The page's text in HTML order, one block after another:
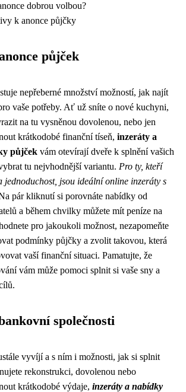
dobrou volbou?
k anonce půjčky
půjček
nepřeberné množství možností, jak najít
vaše potřeby. Ať už sníte o nové kuchyni,
na tu vysněnou dovolenou, nebo jen
krátkodobé finanční tíseň, inzeráty a
půjček vám otevírají dveře k splnění vašich
tu nejvhodnější variantu. Pro ty, kteří
jednoduchost, jsou ideální online inzeráty s
pár kliknutí si porovnáte nabídky od
a během chvilky můžete mít peníze na
pro jakoukoli možnost, nezapomeňte
podmínky půjčky a zvolit takovou, která
vaší finanční situaci. Pamatujte, že
vám může pomoci splnit si vaše sny a
společnosti
vyvíjí a s ním i možnosti, jak si splnit
rekonstrukci, dovolenou nebo
krátkodobé výdaje, inzeráty a nabídky